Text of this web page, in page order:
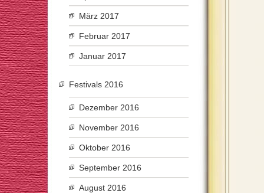
März 2017
Februar 2017
Januar 2017
Festivals 2016
Dezember 2016
November 2016
Oktober 2016
September 2016
August 2016